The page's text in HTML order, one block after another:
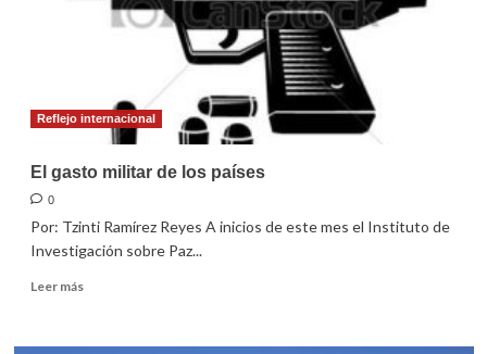
Reflejo internacional
El gasto militar de los países
0
Por: Tzinti Ramírez Reyes A inicios de este mes el Instituto de
Investigación sobre Paz...
Leer másLeer
El